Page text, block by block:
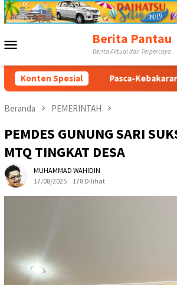
Loncat
ke
Berita Pantau
Berita Aktual dan Terpercaya
Konten Spesial
Pasca-Kebakaran Limbah PT
Beranda PEMERINTAH
PEMDES GUNUNG SARI
MTQ TINGKAT DESA
MUHAMMAD WAHIDIN
17/08/2025
178 Dilihat